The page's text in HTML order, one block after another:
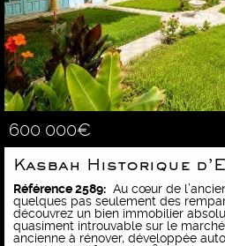
600 000€
Référence 2589: Au cœur de
quelques pas seulement des
découvrez un bien immobilier
quasiment introuvable sur le
ancienne à rénover, développée